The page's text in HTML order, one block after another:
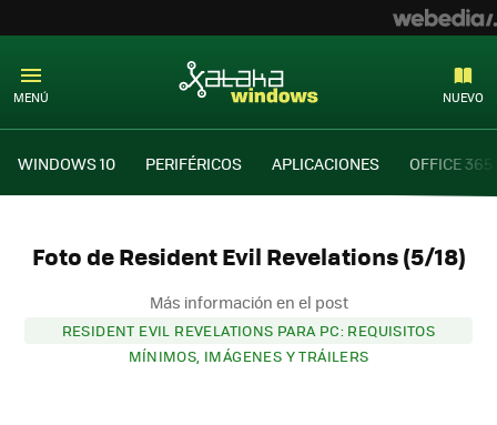
MENÚ NUEVO
WINDOWS 10 PERIFÉRICOS APLICACIONES OFFICE 365
Foto de Resident Evil Revelations (5/18)
Más información en el post
RESIDENT EVIL REVELATIONS PARA PC: REQUISITOS
MÍNIMOS, IMÁGENES Y TRÁILERS